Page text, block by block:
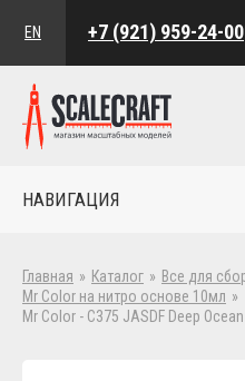
EN +7 (921) 959-24-00
НАВИГАЦИЯ
Главная » Каталог » Все для
Mr Color на нитро основе 10мл »
Mr Color - C375 JASDF Deep